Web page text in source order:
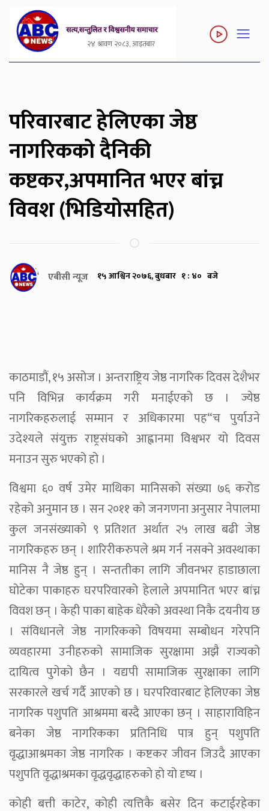
२४ श्रावण २०८३, आइतबार
परिवारबाट हेलिएका जेष्ठ
नागरिकको दैनिकी
कष्टकर,अपमानित भएर बांच्न
विवश (भिडियोसहित)
एबीसी न्यूज १५ आश्विन २०७६, बुधबार १ : ४० बजे
काठमाडौं, १५ असोज । अन्तराष्ट्रिय जेष्ठ नागरिक दिवस देशैभर
पनि विभिन्न कार्यक्रम गरी मनाईएको छ । ज्येष्ठ
नागरिकहरुलाई सम्मान र अधिकारमा पह“च पुर्याउने
उदेश्यले संयुक्त राष्ट्रसंघको आह्वानमा विश्वभर यो दिवस
मनाउन सुरु भएको हो ।
विश्वमा ६० वर्ष उमेर माथिका मानिसको संख्या ७६ करोड
रहेको अनुमान छ । सन २०११ को जनगणना अनुसार नेपालमा
कुल जनसंख्याको ९ प्रतिशत अर्थात २५ लाख बढी जेष्ठ
नागरिकहरु छन् । शारिरीकरुपले श्रम गर्न नसक्ने अवस्थाका
मानिस नै जेष्ठ हुन् । सन्ततीका लागि जीवनभर हाडाछाला
घोटेका पाकाहरु घरपरिवारको हेलाले अपमानित भएर बांच्न
विवश छन् । केही पाका बाहेक धेरैको अवस्था निकै दयनीय छ
। संविधानले जेष्ठ नागरिकको विषयमा सम्बोधन गरेपनि
व्यवहारमा उनीहरुको सामाजिक सुरक्षामा अझै राज्यको
दायित्व पुगेको छैन । यद्यपी सामाजिक सुरक्षाका लागि
सरकारले खर्च गर्दै आएको छ । घरपरिवारबाट हेलिएका जेष्ठ
नागरिक पशुपति आश्रममा बस्दै आएका छन् । साहाराविहिन
बनेका जेष्ठ नागरिकका प्रतिनिधि पात्र हुन् पशुपति
वृद्धाआश्रमका जेष्ठ नागरिक । कष्टकर जीवन जिउदै आएका
पशुपति वृद्धाश्रमका वृद्धवृद्धाहरुको हो यो दृष्य ।
कोही बत्ती काटेर, कोही त्यत्तिकै बसेर दिन कटाईरहेका